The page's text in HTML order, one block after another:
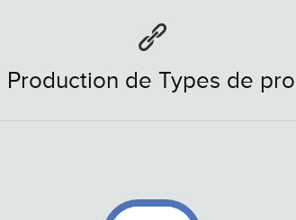
Production de Types de